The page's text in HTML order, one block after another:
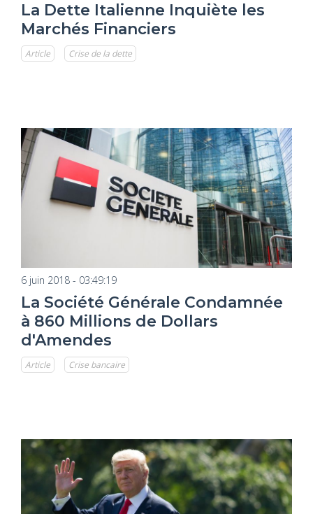
La Dette Italienne Inquiète les
Marchés Financiers
Article Crise de la dette
6 juin 2018 - 03:49:19
La Société Générale Condamnée
à 860 Millions de Dollars
d'Amendes
Article Crise bancaire